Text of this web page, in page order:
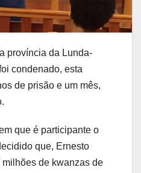
província da Lunda-
condenado, esta
de prisão e um mês,
que é participante o
que, Ernesto
de kwanzas de